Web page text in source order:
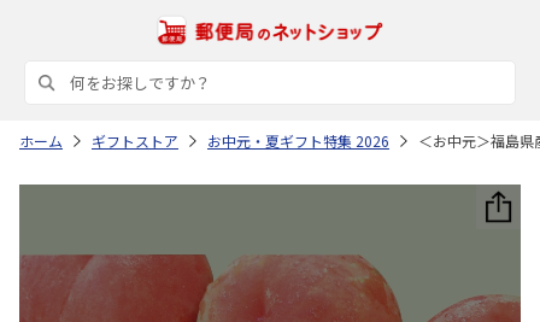
ホーム ギフトストア お中元・夏ギフト特集 2026 ＜お中元＞福島